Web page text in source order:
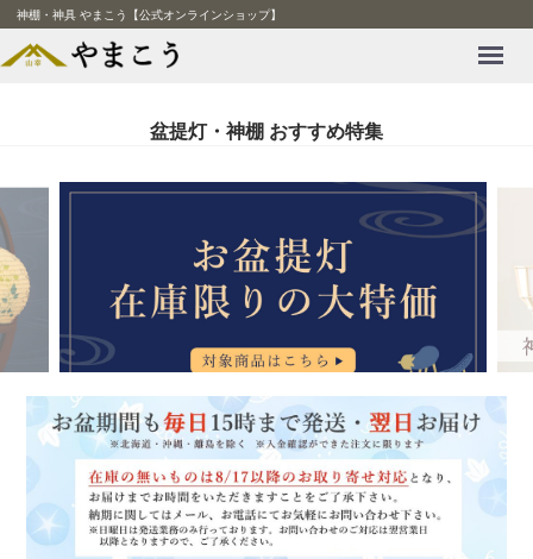
神棚・神具 やまこう【公式オンラインショップ】
盆提灯・神棚 おすすめ特集